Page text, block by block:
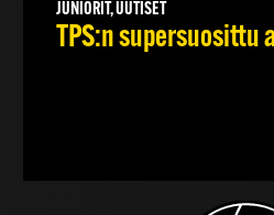
JUNIORIT, UUTISET
TPS:n